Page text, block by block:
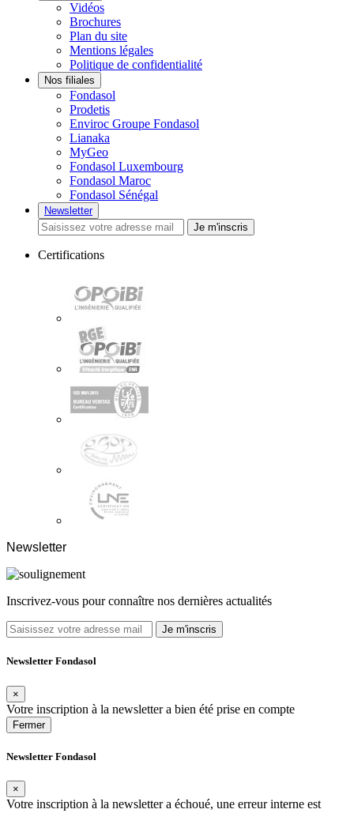
Vidéos
Brochures
Plan du site
Mentions légales
Politique de confidentialité
Nos filiales
Fondasol
Prodetis
Enviroc Groupe Fondasol
Lianaka
MyGeo
Fondasol Luxembourg
Fondasol Maroc
Fondasol Sénégal
Newsletter
Je m'inscris
Certifications
Newsletter
Inscrivez-vous pour connaître nos dernières actualités
Je m'inscris
Newsletter Fondasol
×
Votre inscription à la newsletter a bien été prise en compte
Fermer
Newsletter Fondasol
×
Votre inscription à la newsletter a échoué, une erreur interne est